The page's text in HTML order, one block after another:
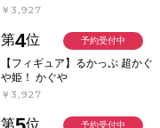
￥3,927
第4位
【フィギュア】るかっぷ 超かぐ
や姫！ かぐや
￥3,927
予約受付中
第 位 予約受付中